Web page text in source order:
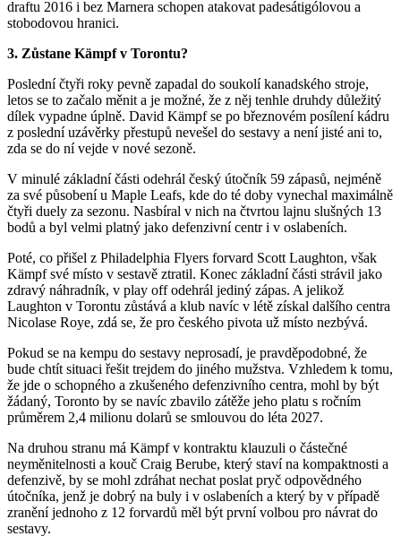
draftu 2016 i bez Marnera schopen atakovat padesátigólovou a
stobodovou hranici.
3. Zůstane Kämpf v Torontu?
Poslední čtyři roky pevně zapadal do soukolí kanadského stroje,
letos se to začalo měnit a je možné, že z něj tenhle druhdy důležitý
dílek vypadne úplně. David Kämpf se po březnovém posílení kádru
z poslední uzávěrky přestupů nevešel do sestavy a není jisté ani to,
zda se do ní vejde v nové sezoně.
V minulé základní části odehrál český útočník 59 zápasů, nejméně
za své působení u Maple Leafs, kde do té doby vynechal maximálně
čtyři duely za sezonu. Nasbíral v nich na čtvrtou lajnu slušných 13
bodů a byl velmi platný jako defenzivní centr i v oslabeních.
Poté, co přišel z Philadelphia Flyers forvard Scott Laughton, však
Kämpf své místo v sestavě ztratil. Konec základní části strávil jako
zdravý náhradník, v play off odehrál jediný zápas. A jelikož
Laughton v Torontu zůstává a klub navíc v létě získal dalšího centra
Nicolase Roye, zdá se, že pro českého pivota už místo nezbývá.
Pokud se na kempu do sestavy neprosadí, je pravděpodobné, že
bude chtít situaci řešit trejdem do jiného mužstva. Vzhledem k tomu,
že jde o schopného a zkušeného defenzivního centra, mohl by být
žádaný, Toronto by se navíc zbavilo zátěže jeho platu s ročním
průměrem 2,4 milionu dolarů se smlouvou do léta 2027.
Na druhou stranu má Kämpf v kontraktu klauzuli o částečné
neyměnitelnosti a kouč Craig Berube, který staví na kompaktnosti a
defenzivě, by se mohl zdráhat nechat poslat pryč odpovědného
útočníka, jenž je dobrý na buly i v oslabeních a který by v případě
zranění jednoho z 12 forvardů měl být první volbou pro návrat do
sestavy.